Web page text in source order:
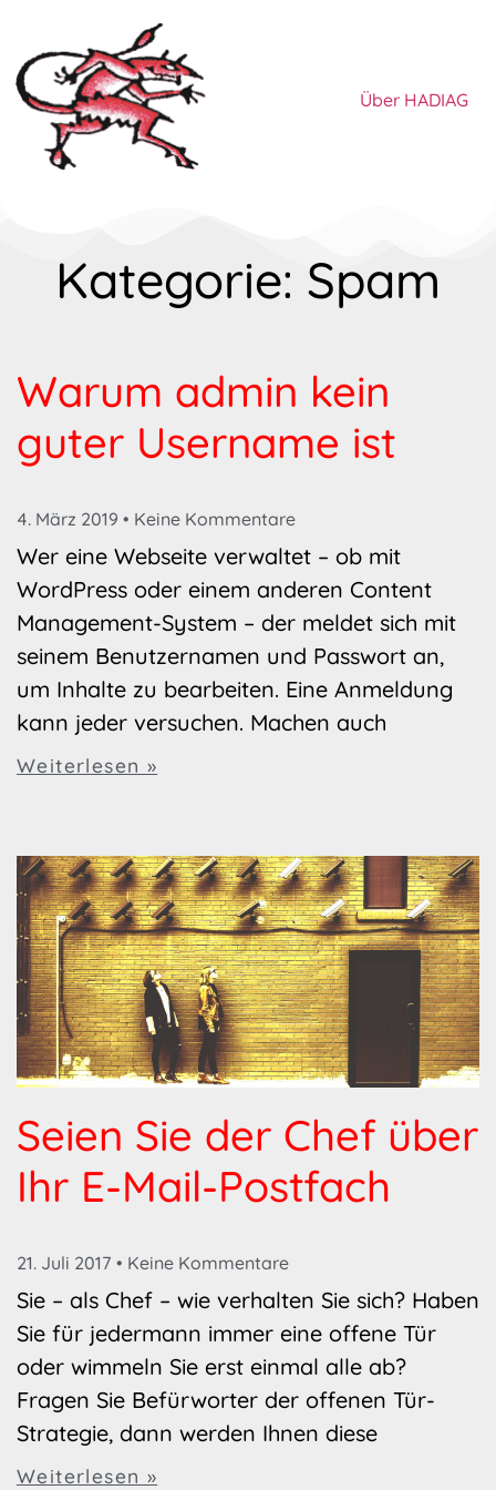
Über HADIAG
Kategorie: Spam
Warum admin kein
guter User­name ist
4. März 2019 Keine Kommentare
Wer eine Webseite verwaltet – ob mit
WordPress oder einem anderen Content
Management-System – der meldet sich mit
seinem Benutzernamen und Passwort an,
um Inhalte zu bearbeiten. Eine Anmeldung
kann jeder versuchen. Machen auch
Weiterlesen »
Seien Sie der Chef über
Ihr E-Mail-Postfach
21. Juli 2017 Keine Kommentare
Sie – als Chef – wie verhalten Sie sich? Haben
Sie für jedermann immer eine offene Tür
oder wimmeln Sie erst einmal alle ab?
Fragen Sie Befürworter der offenen Tür-
Strategie, dann werden Ihnen diese
Weiterlesen »